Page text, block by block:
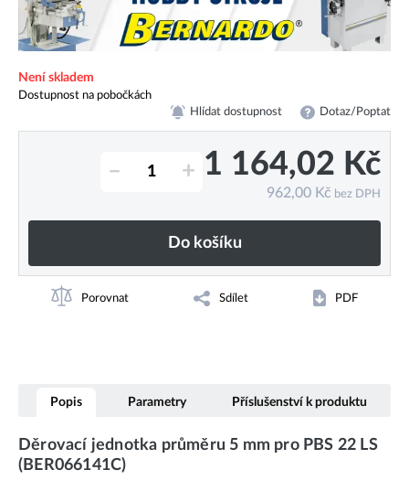
Není skladem
Dostupnost na pobočkách
Hlídat dostupnost Dotaz/Poptat
– + 1 164,02 Kč
962,00 Kč bez DPH
Do košíku
Porovnat Sdílet PDF
Popis Parametry Příslušenství k produktu
Děrovací jednotka průměru 5 mm pro PBS 22 LS
(BER066141C)